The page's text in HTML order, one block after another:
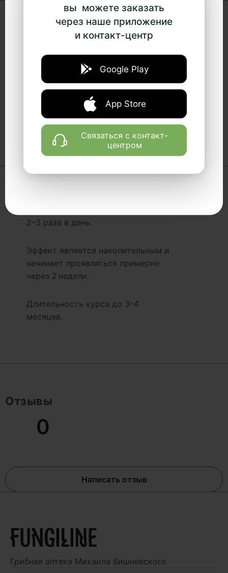
вы можете заказать
через наше приложение
и контакт-центр
Google Play
App Store
Связаться с контакт-
центром
2–3 раза в день.
Эффект является накопительным и
начинает проявляться примерно
через 2 недели.
Длительность курса до 3–4
месяцев.
Состав
Тонкодисперсный порошок плодовых тел
копринуса (Coprinus comatus), чаги (Inonotus
obliquus), тремеллы (Tremella fuciformis),
фламмулины (Flammulina velutipes), слоевищ
цетрарии (Cetraria islandica) низкотемпературной
сушки; экстракт корня алтея (Althaea officinalis).
0
Написать отзыв
Отзывы
Грибная аптека Михаила Вишневского